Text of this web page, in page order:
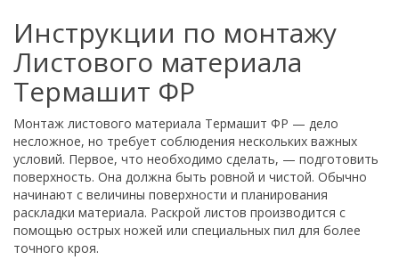
Инструкции по монтажу
Листового материала
Термашит ФР
Монтаж листового материала Термашит ФР — дело
несложное, но требует соблюдения нескольких важных
условий. Первое, что необходимо сделать, — подготовить
поверхность. Она должна быть ровной и чистой. Обычно
начинают с величины поверхности и планирования
раскладки материала. Раскрой листов производится с
помощью острых ножей или специальных пил для более
точного кроя.